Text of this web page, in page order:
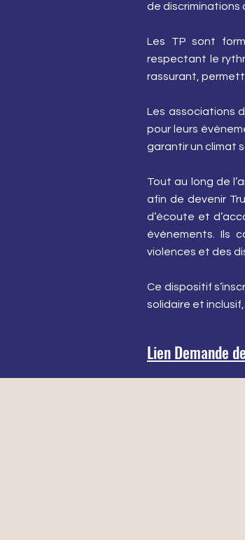
de discriminations
Les TP sont
respectant le
rassurant,
Les associations
pour leurs
garantir un climat
Tout au long de
afin de devenir
d’écoute et
événements. Ils
violences et des
Ce dispositif
solidaire et
Lien Demande